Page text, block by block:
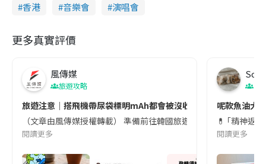
香港
音樂會 演唱會
更多真實評價
風傳媒
旅遊攻略
旅遊注意｜搭飛機帶尿袋標明mAh都會被沒收😱出發前切記檢查
（文章由風傳媒授權轉載） 準備前往韓國旅遊的民眾，近期要
閱讀更多
Soul
呢款魚油大
💊 ｢精神返
閱讀更多